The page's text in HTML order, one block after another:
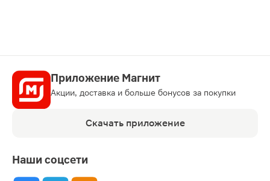
Приложение Магнит
Акции, доставка и больше бонусов за покупки
Скачать приложение
Наши соцсети